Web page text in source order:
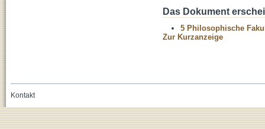
Das Dokument
5 Philosophische
Zur Kurzanzeige
Kontakt